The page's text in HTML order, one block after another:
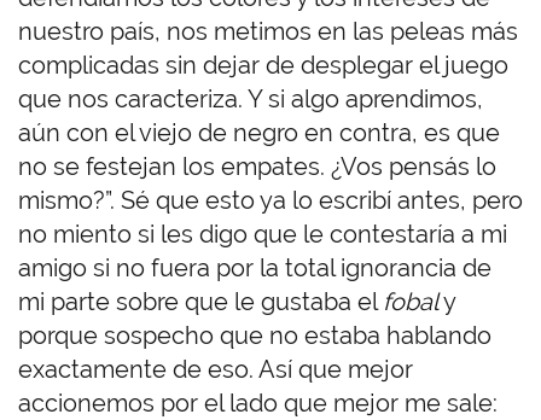
nuestro país, nos metimos en las peleas más
complicadas sin dejar de desplegar el juego
que nos caracteriza. Y si algo aprendimos,
aún con el viejo de negro en contra, es que
no se festejan los empates. ¿Vos pensás lo
mismo?”. Sé que esto ya lo escribí antes, pero
no miento si les digo que le contestaría a mi
amigo si no fuera por la total ignorancia de
mi parte sobre que le gustaba el fobaly
porque sospecho que no estaba hablando
exactamente de eso. Así que mejor
accionemos por el lado que mejor me sale: